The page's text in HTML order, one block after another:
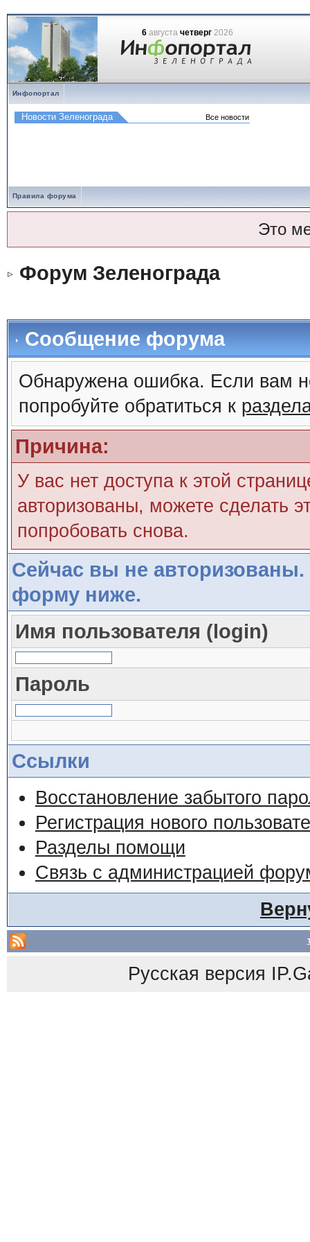
6августа четверг2026
Инфопортал
Правила форума
Это
Форум Зеленограда
Сообщение форума
Обнаружена ошибка. Если вам
попробуйте обратиться к
Причина:
У вас нет доступа к этой
авторизованы, можете сделать
попробовать снова.
Сейчас вы не авторизованы.
форму ниже.
Имя пользователя (login)
Пароль
Ссылки
Восстановление забытого
Регистрация нового
Разделы помощи
Связь с администрацией
Русская версия